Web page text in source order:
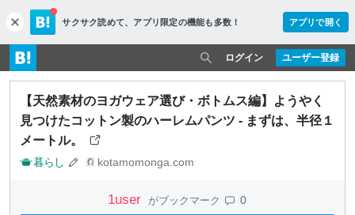
c
l
o
s
e
サクサク読めて、 アプリ限定の機能も多数！ アプリで開く
ユーザー登録
ログイン
【天然素材のヨガウェア選び・ボトムス編】ようやく
見つけたコットン製のハーレムパンツ - まずは、半径１
メートル。
暮らし kotamomonga.com
1user がブックマーク 0